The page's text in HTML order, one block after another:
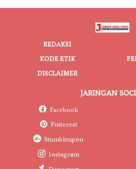
REDAKSI
KODE ETIK
DISCLAIMER
JARINGAN
Facebook
Pinterest
Stumbleupon
Instagram